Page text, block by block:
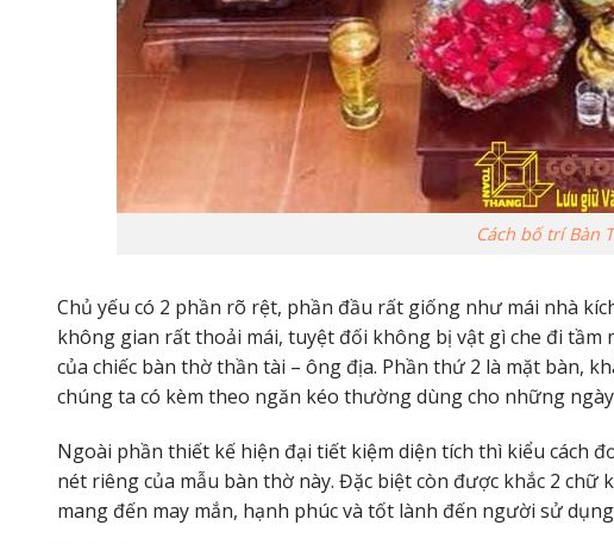
Cách bố trí Bàn
Chủ yếu có 2 phần rõ rệt, phần đầu rất giống như mái nhà
không gian rất thoải mái, tuyệt đối không bị vật gì che đi tầm
của chiếc bàn thờ thần tài – ông địa. Phần thứ 2 là mặt bàn,
chúng ta có kèm theo ngăn kéo thường dùng cho những
Ngoài phần thiết kế hiện đại tiết kiệm diện tích thì kiểu cách
nét riêng của mẫu bàn thờ này. Đặc biệt còn được khắc 2
mang đến may mắn, hạnh phúc và tốt lành đến người sử